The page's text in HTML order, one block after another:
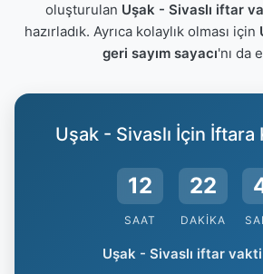
oluşturulan Uşak - Sivaslı iftar
hazırladık. Ayrıca kolaylık olması için
geri sayım sayacı'nı da
Uşak - Sivaslı İçin İftara
12
SAAT
22
DAKIKA
Uşak - Sivaslı iftar vakti